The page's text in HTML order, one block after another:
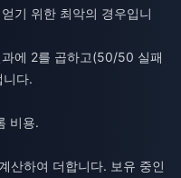
기 위한 최악의 경우입니
에 2를 곱하고(50/50 실패
다.
비용.
산하여 더합니다. 보유 중인